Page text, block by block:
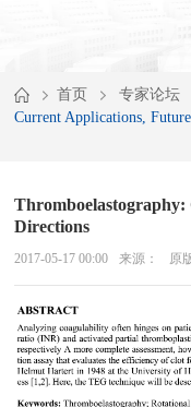
首页 专家论坛
Current Applications,
Directions
2017-05-17 00:00 来源： 原